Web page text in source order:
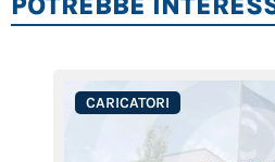
CARICATORI